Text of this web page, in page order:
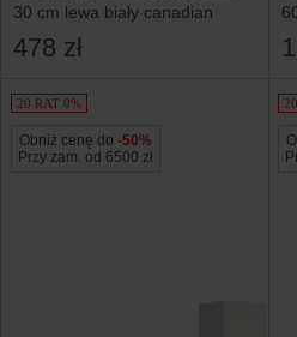
30 cm lewa biały canadian
478 zł
20 RAT 0%
Obniż cenę do -50%
Przy zam. od 6500 zł